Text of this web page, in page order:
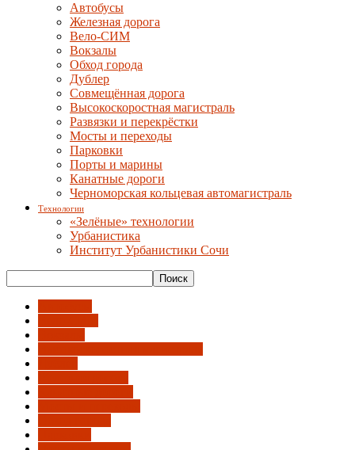
Автобусы
Железная дорога
Вело-СИМ
Вокзалы
Обход города
Дублер
Совмещённая дорога
Высокоскоростная магистраль
Развязки и перекрёстки
Мосты и переходы
Парковки
Порты и марины
Канатные дороги
Черноморская кольцевая автомагистраль
Технологии
«Зелёные» технологии
Урбанистика
Институт Урбанистики Сочи